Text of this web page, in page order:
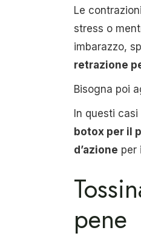
Le
stress o
imbarazzo,
retrazione
Bisogna poi
In questi
botox per il
d’azione per
pene